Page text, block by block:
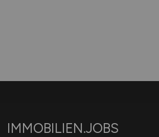
IMMOBILIEN.JOBS